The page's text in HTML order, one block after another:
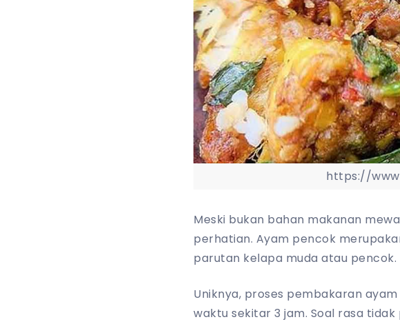
https://
Meski bukan bahan makanan
perhatian. Ayam pencok
parutan kelapa muda atau pencok.
Uniknya, proses pembakaran
waktu sekitar 3 jam. Soal rasa